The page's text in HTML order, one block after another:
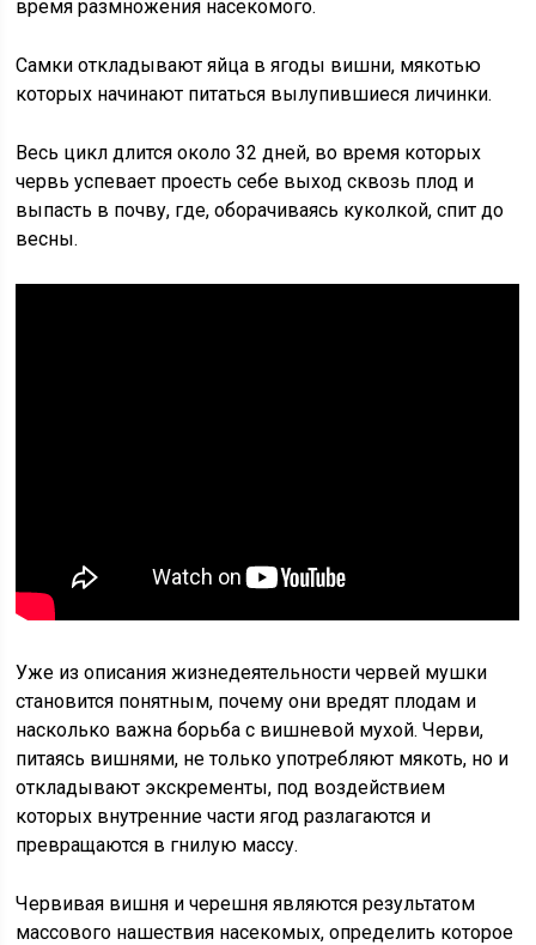
время размножения насекомого.
Самки откладывают яйца в ягоды вишни, мякотью
которых начинают питаться вылупившиеся личинки.
Весь цикл длится около 32 дней, во время которых
червь успевает проесть себе выход сквозь плод и
выпасть в почву, где, оборачиваясь куколкой, спит до
весны.
Уже из описания жизнедеятельности червей мушки
становится понятным, почему они вредят плодам и
насколько важна борьба с вишневой мухой. Черви,
питаясь вишнями, не только употребляют мякоть, но и
откладывают экскременты, под воздействием
которых внутренние части ягод разлагаются и
превращаются в гнилую массу.
Червивая вишня и черешня являются результатом
массового нашествия насекомых, определить которое